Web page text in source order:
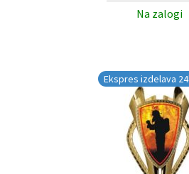
Na zalogi
Ekspres izdelava